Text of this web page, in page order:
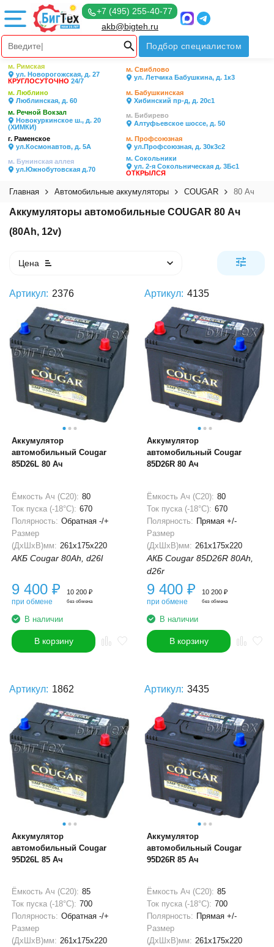
+7 (495) 255-40-77
akb@bigteh.ru
Подбор специалистом
м. Римская
ул. Новорогожская, д. 27
КРУГЛОСУТОЧНО 24/7
м. Свиблово
ул. Летчика Бабушкина, д. 1к3
м. Люблино
Люблинская, д. 60
м. Бабушкинская
Хибинский пр-д, д. 20с1
м. Речной Вокзал
Новокуркинское ш., д. 20
(ХИМКИ)
м. Бибирево
Алтуфьевское шоссе, д. 50
г. Раменское
ул.Космонавтов, д. 5А
м. Профсоюзная
ул.Профсоюзная, д. 30к3с2
м. Бунинская аллея
ул.Южнобутовская д.70
м. Сокольники
ул. 2-я Сокольническая д. 3Бс1
ОТКРЫЛСЯ
Главная Автомобильные аккумуляторы COUGAR 80 Ач
Аккумуляторы автомобильные COUGAR 80 Ач
(80Ah, 12v)
Цена
Артикул: 2376
Аккумулятор
автомобильный Cougar
85D26L 80 Ач
Ёмкость Ач (С20): 80
Ток пуска (-18°С): 670
Полярность: Обратная -/+
Размер
(ДхШхВ)мм: 261x175x220
АКБ Cougar 80Ah, d26l
9 400 ₽
при обмене
10 200 ₽
без обмена
В наличии
В корзину
Артикул: 4135
Аккумулятор
автомобильный Cougar
85D26R 80 Ач
Ёмкость Ач (С20): 80
Ток пуска (-18°С): 670
Полярность: Прямая +/-
Размер
(ДхШхВ)мм: 261x175x220
АКБ Cougar 85D26R 80Ah,
d26r
9 400 ₽
при обмене
10 200 ₽
без обмена
В наличии
В корзину
Артикул: 1862
Аккумулятор
автомобильный Cougar
95D26L 85 Ач
Ёмкость Ач (С20): 85
Ток пуска (-18°С): 700
Полярность: Обратная -/+
Размер
(ДхШхВ)мм: 261x175x220
Артикул: 3435
Аккумулятор
автомобильный Cougar
95D26R 85 Ач
Ёмкость Ач (С20): 85
Ток пуска (-18°С): 700
Полярность: Прямая +/-
Размер
(ДхШхВ)мм: 261x175x220